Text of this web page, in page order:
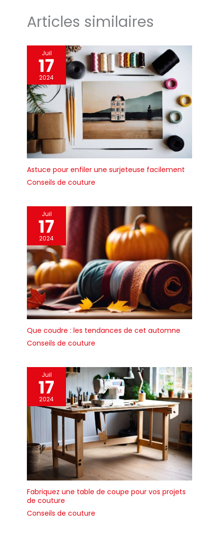
Articles similaires
Juil
17
2024
Astuce pour enfiler une surjeteuse facilement
Conseils de couture
Juil
17
2024
Que coudre : les tendances de cet automne
Conseils de couture
Juil
17
2024
Fabriquez une table de coupe pour vos projets
de couture
Conseils de couture